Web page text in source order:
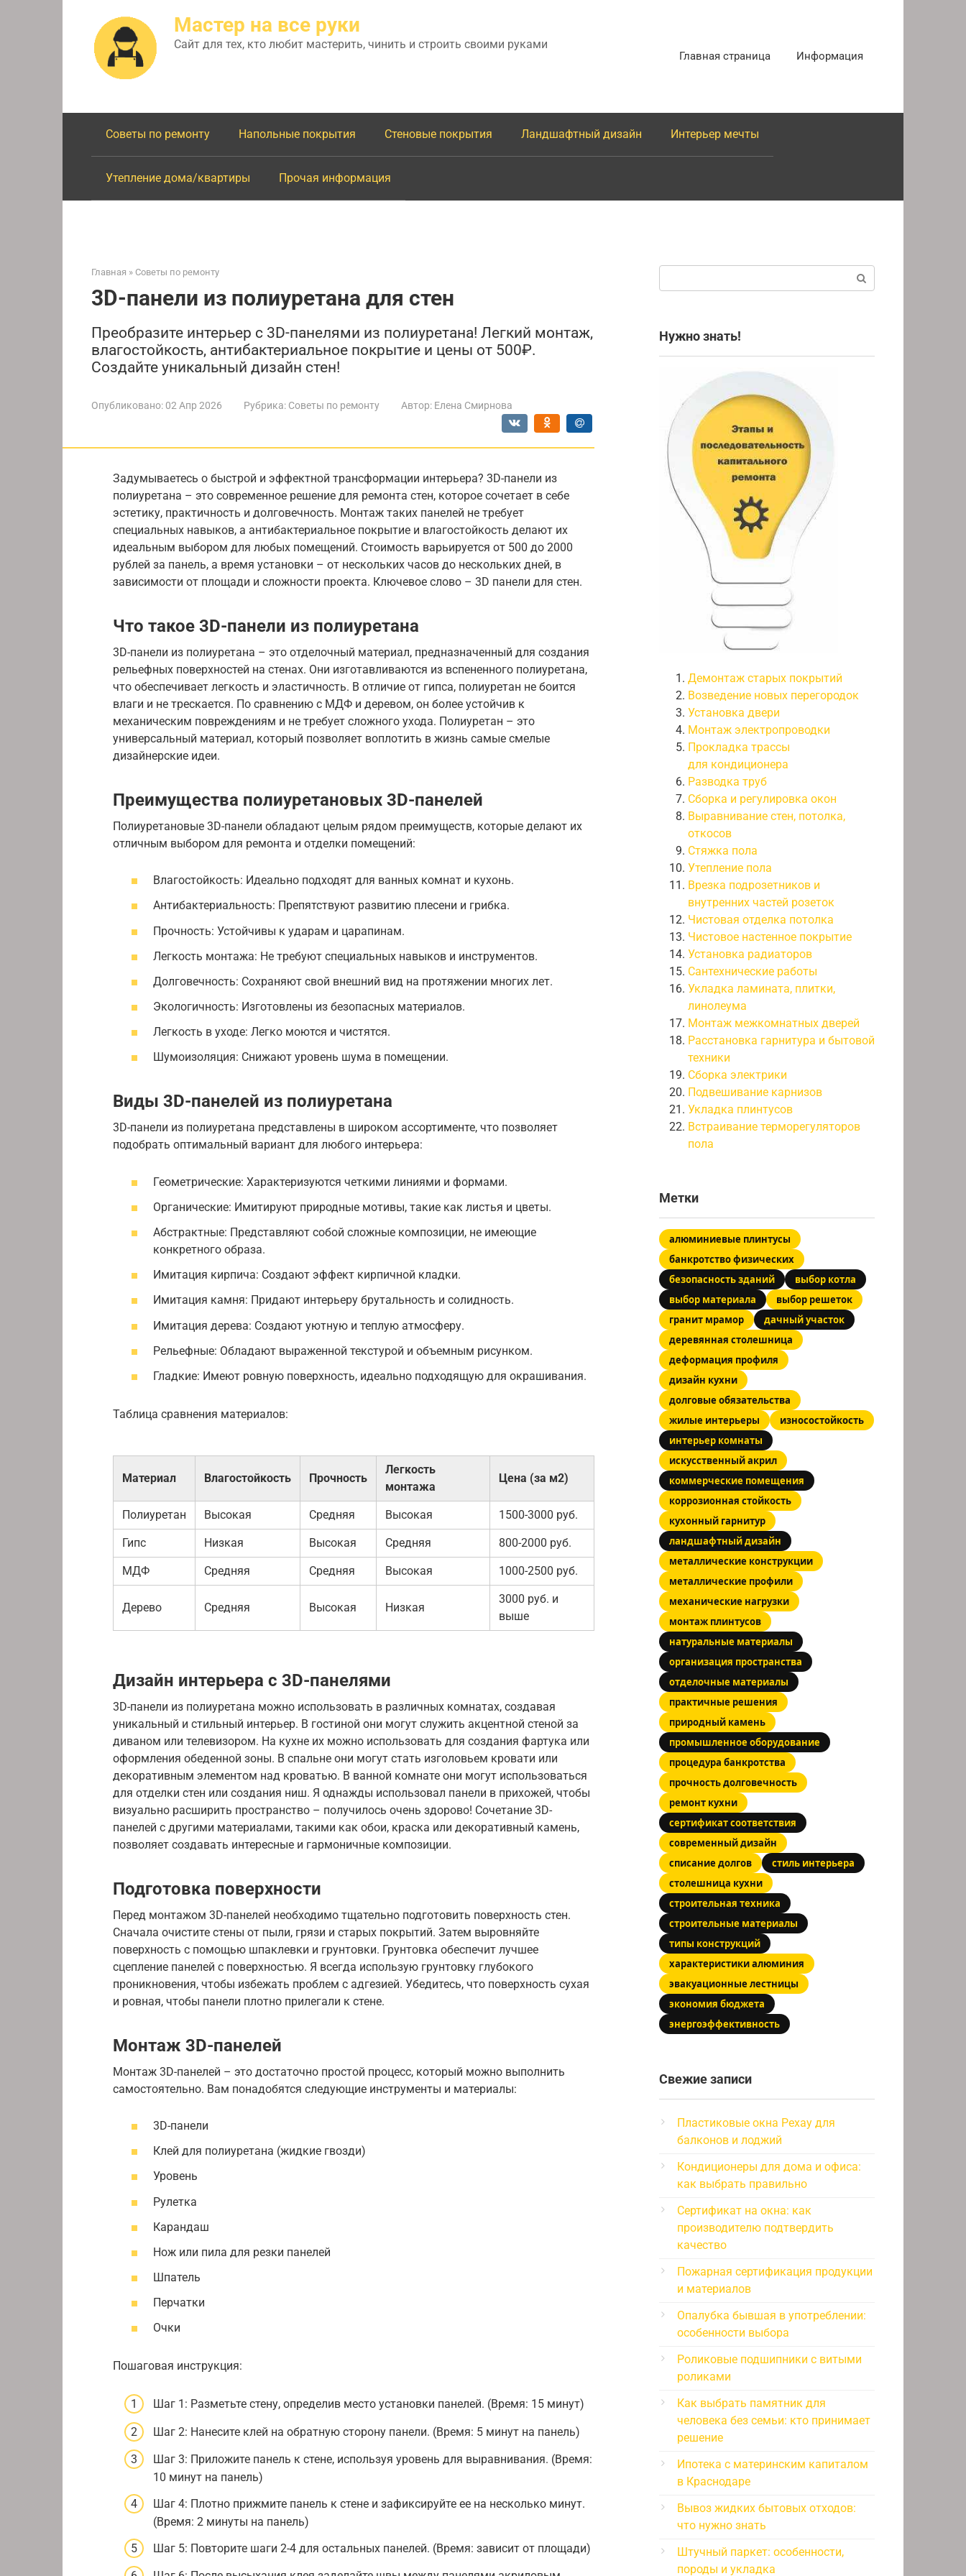
Мастер на все руки
Сайт для тех, кто любит мастерить, чинить и строить своими руками
Главная страница Информация
Советы по ремонту Напольные покрытия Стеновые покрытия Ландшафтный дизайн Интерьер мечты
Утепление дома/квартиры Прочая информация
Главная » Советы по ремонту
3D-панели из полиуретана для стен
Преобразите интерьер с 3D-панелями из полиуретана! Легкий монтаж,
влагостойкость, антибактериальное покрытие и цены от 500₽.
Создайте уникальный дизайн стен!
Опубликовано: 02 Апр 2026 Рубрика: Советы по ремонту Автор: Елена Смирнова
Задумываетесь о быстрой и эффектной трансформации интерьера? 3D-панели из
полиуретана – это современное решение для ремонта стен, которое сочетает в себе
эстетику, практичность и долговечность. Монтаж таких панелей не требует
специальных навыков, а антибактериальное покрытие и влагостойкость делают их
идеальным выбором для любых помещений. Стоимость варьируется от 500 до 2000
рублей за панель, а время установки – от нескольких часов до нескольких дней, в
зависимости от площади и сложности проекта. Ключевое слово – 3D панели для стен.
Что такое 3D-панели из полиуретана
3D-панели из полиуретана – это отделочный материал, предназначенный для создания
рельефных поверхностей на стенах. Они изготавливаются из вспененного полиуретана,
что обеспечивает легкость и эластичность. В отличие от гипса, полиуретан не боится
влаги и не трескается. По сравнению с МДФ и деревом, он более устойчив к
механическим повреждениям и не требует сложного ухода. Полиуретан – это
универсальный материал, который позволяет воплотить в жизнь самые смелые
дизайнерские идеи.
Преимущества полиуретановых 3D-панелей
Полиуретановые 3D-панели обладают целым рядом преимуществ, которые делают их
отличным выбором для ремонта и отделки помещений:
Влагостойкость: Идеально подходят для ванных комнат и кухонь.
Антибактериальность: Препятствуют развитию плесени и грибка.
Прочность: Устойчивы к ударам и царапинам.
Легкость монтажа: Не требуют специальных навыков и инструментов.
Долговечность: Сохраняют свой внешний вид на протяжении многих лет.
Экологичность: Изготовлены из безопасных материалов.
Легкость в уходе: Легко моются и чистятся.
Шумоизоляция: Снижают уровень шума в помещении.
Виды 3D-панелей из полиуретана
3D-панели из полиуретана представлены в широком ассортименте, что позволяет
подобрать оптимальный вариант для любого интерьера:
Геометрические: Характеризуются четкими линиями и формами.
Органические: Имитируют природные мотивы, такие как листья и цветы.
Абстрактные: Представляют собой сложные композиции, не имеющие
конкретного образа.
Имитация кирпича: Создают эффект кирпичной кладки.
Имитация камня: Придают интерьеру брутальность и солидность.
Имитация дерева: Создают уютную и теплую атмосферу.
Рельефные: Обладают выраженной текстурой и объемным рисунком.
Гладкие: Имеют ровную поверхность, идеально подходящую для окрашивания.
Таблица сравнения материалов:
Материал Влагостойкость Прочность
Легкость
монтажа
Цена (за м2)
Полиуретан Высокая Средняя Высокая 1500-3000 руб.
Гипс Низкая Высокая Средняя 800-2000 руб.
МДФ Средняя Средняя Высокая 1000-2500 руб.
Дерево Средняя Высокая Низкая
3000 руб. и
выше
Дизайн интерьера с 3D-панелями
3D-панели из полиуретана можно использовать в различных комнатах, создавая
уникальный и стильный интерьер. В гостиной они могут служить акцентной стеной за
диваном или телевизором. На кухне их можно использовать для создания фартука или
оформления обеденной зоны. В спальне они могут стать изголовьем кровати или
декоративным элементом над кроватью. В ванной комнате они могут использоваться
для отделки стен или создания ниш. Я однажды использовал панели в прихожей, чтобы
визуально расширить пространство – получилось очень здорово! Сочетание 3D-
панелей с другими материалами, такими как обои, краска или декоративный камень,
позволяет создавать интересные и гармоничные композиции.
Подготовка поверхности
Перед монтажом 3D-панелей необходимо тщательно подготовить поверхность стен.
Сначала очистите стены от пыли, грязи и старых покрытий. Затем выровняйте
поверхность с помощью шпаклевки и грунтовки. Грунтовка обеспечит лучшее
сцепление панелей с поверхностью. Я всегда использую грунтовку глубокого
проникновения, чтобы избежать проблем с адгезией. Убедитесь, что поверхность сухая
и ровная, чтобы панели плотно прилегали к стене.
Монтаж 3D-панелей
Монтаж 3D-панелей – это достаточно простой процесс, который можно выполнить
самостоятельно. Вам понадобятся следующие инструменты и материалы:
3D-панели
Клей для полиуретана (жидкие гвозди)
Уровень
Рулетка
Карандаш
Нож или пила для резки панелей
Шпатель
Перчатки
Очки
Пошаговая инструкция:
Шаг 1: Разметьте стену, определив место установки панелей. (Время: 15 минут)
Шаг 2: Нанесите клей на обратную сторону панели. (Время: 5 минут на панель)
Шаг 3: Приложите панель к стене, используя уровень для выравнивания. (Время:
10 минут на панель)
Шаг 4: Плотно прижмите панель к стене и зафиксируйте ее на несколько минут.
(Время: 2 минуты на панель)
Шаг 5: Повторите шаги 2-4 для остальных панелей. (Время: зависит от площади)
Нужно знать!
Демонтаж старых покрытий
Возведение новых перегородок
Установка двери
Монтаж электропроводки
Прокладка трассы
для кондиционера
Разводка труб
Сборка и регулировка окон
Выравнивание стен, потолка,
откосов
Стяжка пола
Утепление пола
Врезка подрозетников и
внутренних частей розеток
Чистовая отделка потолка
Чистовое настенное покрытие
Установка радиаторов
Сантехнические работы
Укладка ламината, плитки,
линолеума
Монтаж межкомнатных дверей
Расстановка гарнитура и бытовой
техники
Сборка электрики
Подвешивание карнизов
Укладка плинтусов
Встраивание терморегуляторов
пола
Метки
алюминиевые плинтусы
банкротство физических
безопасность зданий
выбор котла
выбор материала
выбор решеток
гранит мрамор
дачный участок
деревянная столешница
деформация профиля
дизайн кухни
долговые обязательства
жилые интерьеры
износостойкость
интерьер комнаты
искусственный акрил
коммерческие помещения
коррозионная стойкость
кухонный гарнитур
ландшафтный дизайн
металлические конструкции
металлические профили
механические нагрузки
монтаж плинтусов
натуральные материалы
организация пространства
отделочные материалы
практичные решения
природный камень
промышленное оборудование
процедура банкротства
прочность долговечность
ремонт кухни
сертификат соответствия
современный дизайн
списание долгов
стиль интерьера
столешница кухни
строительная техника
строительные материалы
типы конструкций
характеристики алюминия
эвакуационные лестницы
экономия бюджета
энергоэффективность
Свежие записи
Пластиковые окна Рехау для
балконов и лоджий
Кондиционеры для дома и офиса:
как выбрать правильно
Сертификат на окна: как
производителю подтвердить
качество
Пожарная сертификация продукции
и материалов
Опалубка бывшая в употреблении:
особенности выбора
Роликовые подшипники с витыми
роликами
Как выбрать памятник для
человека без семьи: кто принимает
решение
Ипотека с материнским капиталом
в Краснодаре
Вывоз жидких бытовых отходов:
что нужно знать
Штучный паркет: особенности,
породы и укладка